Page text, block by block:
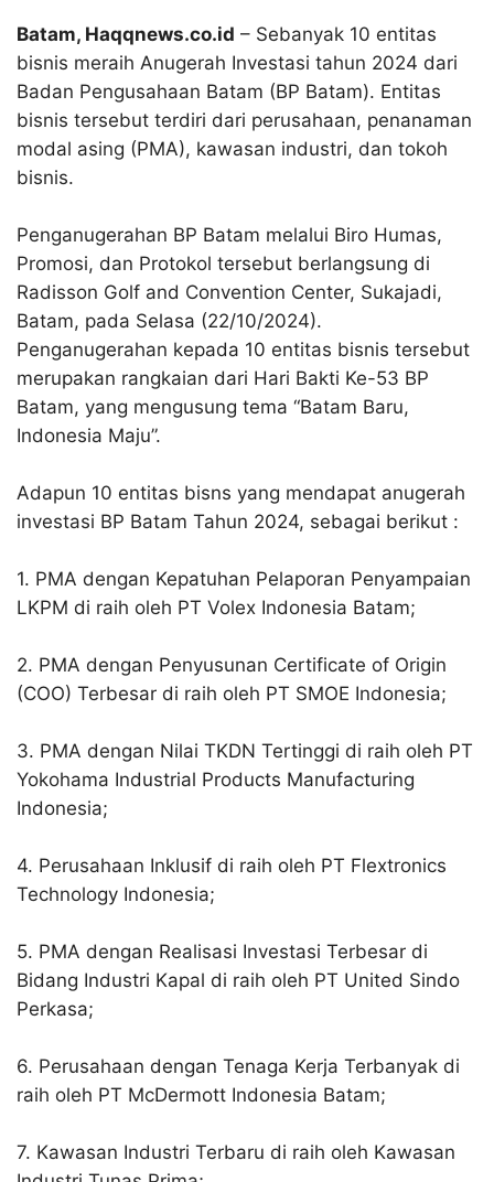
Batam, Haqqnews.co.id – Sebanyak 10 entitas
bisnis meraih Anugerah Investasi tahun 2024 dari
Badan Pengusahaan Batam (BP Batam). Entitas
bisnis tersebut terdiri dari perusahaan, penanaman
modal asing (PMA), kawasan industri, dan tokoh
bisnis.
Penganugerahan BP Batam melalui Biro Humas,
Promosi, dan Protokol tersebut berlangsung di
Radisson Golf and Convention Center, Sukajadi,
Batam, pada Selasa (22/10/2024).
Penganugerahan kepada 10 entitas bisnis tersebut
merupakan rangkaian dari Hari Bakti Ke-53 BP
Batam, yang mengusung tema “Batam Baru,
Indonesia Maju”.
Adapun 10 entitas bisns yang mendapat anugerah
investasi BP Batam Tahun 2024, sebagai berikut :
1. PMA dengan Kepatuhan Pelaporan Penyampaian
LKPM di raih oleh PT Volex Indonesia Batam;
2. PMA dengan Penyusunan Certificate of Origin
(COO) Terbesar di raih oleh PT SMOE Indonesia;
3. PMA dengan Nilai TKDN Tertinggi di raih oleh PT
Yokohama Industrial Products Manufacturing
Indonesia;
4. Perusahaan Inklusif di raih oleh PT Flextronics
Technology Indonesia;
5. PMA dengan Realisasi Investasi Terbesar di
Bidang Industri Kapal di raih oleh PT United Sindo
Perkasa;
6. Perusahaan dengan Tenaga Kerja Terbanyak di
raih oleh PT McDermott Indonesia Batam;
7. Kawasan Industri Terbaru di raih oleh Kawasan